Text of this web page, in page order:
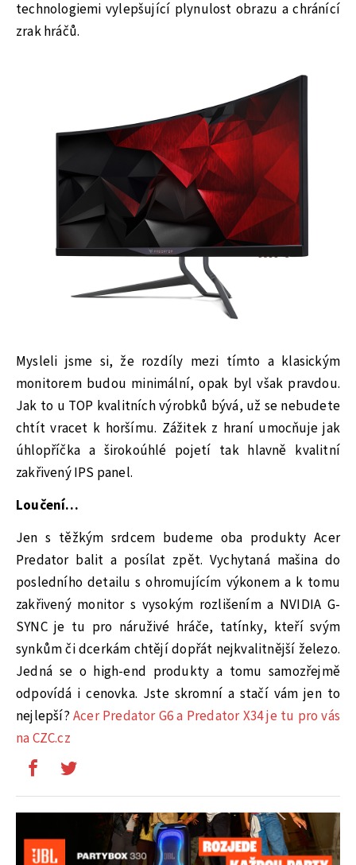
technologiemi vylepšující plynulost obrazu a chránící
zrak hráčů.
Mysleli jsme si, že rozdíly mezi tímto a klasickým
monitorem budou minimální, opak byl však pravdou.
Jak to u TOP kvalitních výrobků bývá, už se nebudete
chtít vracet k horšímu. Zážitek z hraní umocňuje jak
úhlopříčka a širokoúhlé pojetí tak hlavně kvalitní
zakřivený IPS panel.
Loučení…
Jen s těžkým srdcem budeme oba produkty Acer
Predator balit a posílat zpět. Vychytaná mašina do
posledního detailu s ohromujícím výkonem a k tomu
zakřivený monitor s vysokým rozlišením a NVIDIA G-
SYNC je tu pro náruživé hráče, tatínky, kteří svým
synkům či dcerkám chtějí dopřát nejkvalitnější železo.
Jedná se o high-end produkty a tomu samozřejmě
odpovídá i cenovka. Jste skromní a stačí vám jen to
nejlepší? Acer Predator G6 a Predator X34 je tu pro vás
na CZC.cz